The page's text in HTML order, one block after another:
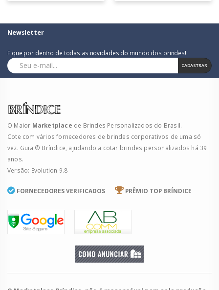
Newsletter
Fique por dentro de todas as novidades do mundo dos brindes!
CADASTRAR
O Maior Marketplace de Brindes Personalizados do Brasil.
Cote com vários fornecedores de brindes corporativos de uma só
vez. Guia ® Bríndice, ajudando a cotar brindes personalizados há 39
anos.
Versão: Evolution 9.8
FORNECEDORES VERIFICADOS PRÊMIO TOP BRÍNDICE